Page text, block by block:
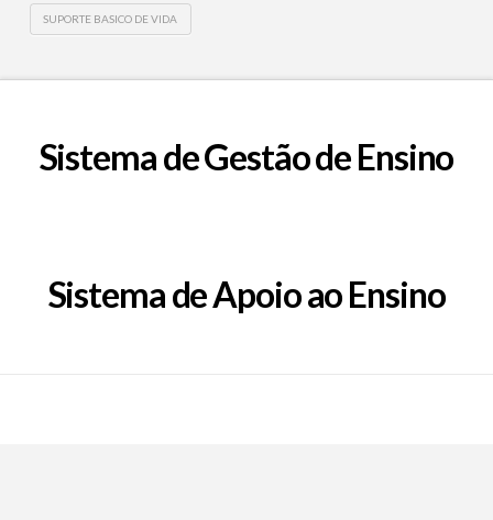
SUPORTE BASICO DE VIDA
Sistema de Gestão de Ensino
Sistema de Apoio ao Ensino